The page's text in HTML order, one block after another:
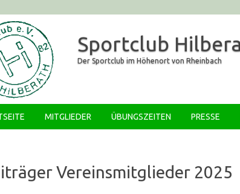
Sportclub
Der Sportclub im Höhenort von Rheinbach
MITGLIEDER ÜBUNGSZEITEN PRESSE
Vereinsmitglieder 2025